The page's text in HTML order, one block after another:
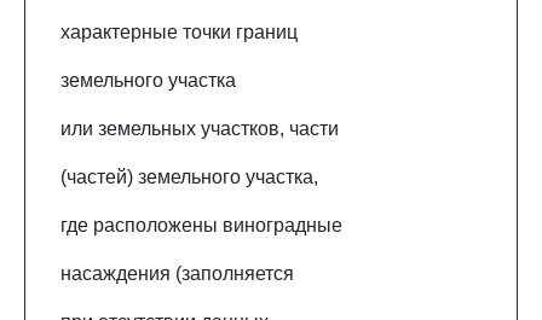
характерные точки границ
земельного участка
или земельных участков, части
(частей) земельного участка,
где расположены виноградные
насаждения (заполняется